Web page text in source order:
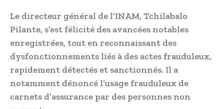
Le directeur général de l’INAM, Tchilabalo
Pilante, s’est félicité des avancées notables
enregistrées, tout en reconnaissant des
dysfonctionnements liés à des actes frauduleux,
rapidement détectés et sanctionnés. Il a
notamment dénoncé l’usage frauduleux de
carnets d’assurance par des personnes non